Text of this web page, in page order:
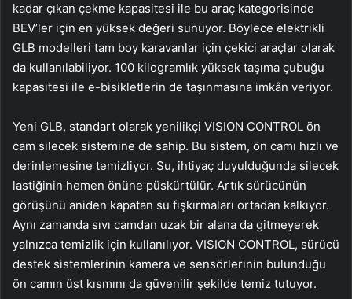
kadar çıkan çekme kapasitesi ile bu araç kategorisinde
BEV’ler için en yüksek değeri sunuyor. Böylece elektrikli
GLB modelleri tam boy karavanlar için çekici araçlar olarak
da kullanılabiliyor. 100 kilogramlık yüksek taşıma çubuğu
kapasitesi ile e-bisikletlerin de taşınmasına imkân veriyor.
Yeni GLB, standart olarak yenilikçi VISION CONTROL ön
cam silecek sistemine de sahip. Bu sistem, ön camı hızlı ve
derinlemesine temizliyor. Su, ihtiyaç duyulduğunda silecek
lastiğinin hemen önüne püskürtülür. Artık sürücünün
görüşünü aniden kapatan su fışkırmaları ortadan kalkıyor.
Aynı zamanda sıvı camdan uzak bir alana da gitmeyerek
yalnızca temizlik için kullanılıyor. VISION CONTROL, sürücü
destek sistemlerinin kamera ve sensörlerinin bulunduğu
ön camın üst kısmını da güvenilir şekilde temiz tutuyor.